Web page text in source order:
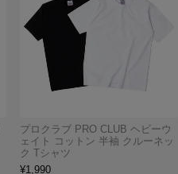
プロクラブ PRO CLUB ヘビーウ
ェイト コットン 半袖 クルーネッ
ク Tシャツ
¥1,990